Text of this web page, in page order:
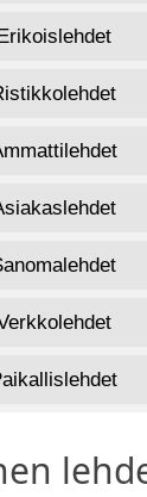
Erikoislehdet